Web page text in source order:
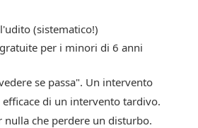
(sistematico!)
per i minori di 6 anni
se passa". Un intervento
di un intervento tardivo.
nulla che perdere un disturbo.